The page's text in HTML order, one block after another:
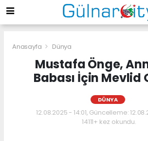
Anasayfa Dünya
Mustafa Önge,
Babası İçin Mevlid
DÜNYA
12.08.2025 - 14:01, Güncelleme:
14111+ kez okundu.